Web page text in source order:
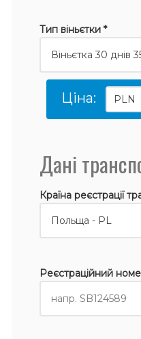
Тип віньєтки *
Ціна:
Дані
Країна реєстрації
Реєстраційний